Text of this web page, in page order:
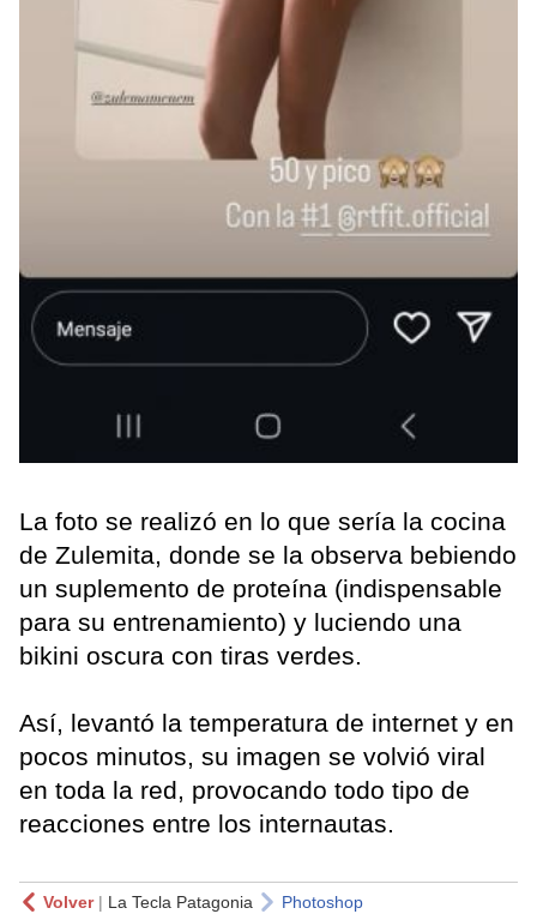
La foto se realizó en lo que sería la cocina
de Zulemita, donde se la observa bebiendo
un suplemento de proteína (indispensable
para su entrenamiento) y luciendo una
bikini oscura con tiras verdes.
Así, levantó la temperatura de internet y en
pocos minutos, su imagen se volvió viral
en toda la red, provocando todo tipo de
reacciones entre los internautas.
Volver| La Tecla Patagonia Photoshop